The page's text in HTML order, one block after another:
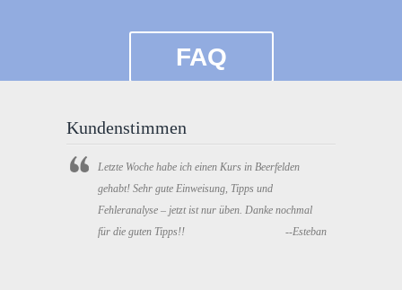
FAQ
Kundenstimmen
Letzte Woche habe ich einen Kurs in Beerfelden
gehabt! Sehr gute Einweisung, Tipps und
Fehleranalyse – jetzt ist nur üben. Danke nochmal
für die guten Tipps!!
--Esteban